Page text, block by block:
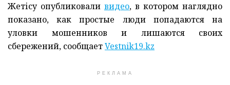
Жетісу опубликовали видео, в котором наглядно
показано, как простые люди попадаются на
уловки мошенников и лишаются своих
сбережений, сообщаетVestnik19.kz
РЕКЛАМА